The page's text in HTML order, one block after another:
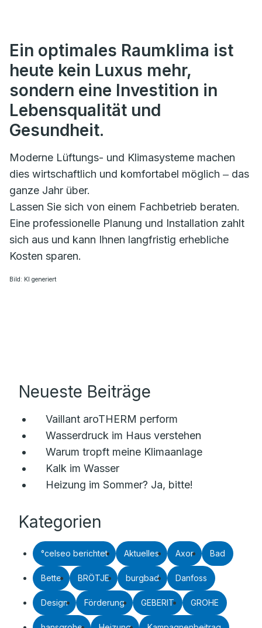
Ein optimales Raumklima ist
heute kein Luxus mehr,
sondern eine Investition in
Lebensqualität und
Gesundheit.
Moderne Lüftungs- und Klimasysteme machen
dies wirtschaftlich und komfortabel möglich ‒ das
ganze Jahr über.
Lassen Sie sich von einem Fachbetrieb beraten.
Eine professionelle Planung und Installation zahlt
sich aus und kann Ihnen langfristig erhebliche
Kosten sparen.
Bild: KI generiert
Neueste Beiträge
Vaillant aroTHERM perform
Wasserdruck im Haus verstehen
Warum tropft meine Klimaanlage
Kalk im Wasser
Heizung im Sommer? Ja, bitte!
Kategorien
°celseo berichtet Aktuelles Axor Bad
Bette BRÖTJE burgbad Danfoss
Design Förderung GEBERIT GROHE